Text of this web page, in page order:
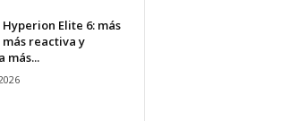
Hyperion Elite 6: más
reactiva y
más...